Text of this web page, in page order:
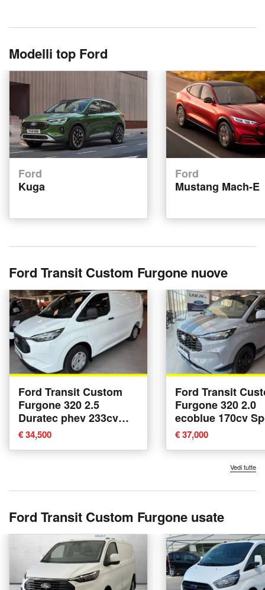
Modelli top Ford
Ford
Kuga
Ford
Mustang Mach-E
Ford Transit Custom Furgone nuove
Ford Transit Custom
Furgone 320 2.5
Duratec phev 233cv
Trend L1H1 nuova a
Alba
€ 34,500
Ford Transit
Furgone 320 2.0
ecoblue 170cv
L1H1 A8 nuova a
€ 37,000
Vedi tutte
Ford Transit Custom Furgone usate